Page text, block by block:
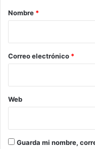
r
*
Nombre *
Correo electrónico *
Web
Guarda mi nombre,